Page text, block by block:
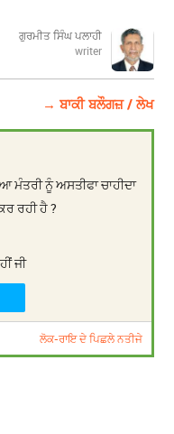
ਗੁਰਮੀਤ ਸਿੰਘ ਪਲਾਹੀ
writer
→ ਬਾਕੀ ਬਲੌਗਜ਼ / ਲੇਖ
ਮੰਤਰੀ ਨੂੰ ਅਸਤੀਫਾ ਚਾਹੀਦਾ
ਰਹੀ ਹੈ ?
ਜੀ
ਲੋਕ-ਰਾਇ ਦੇ ਪਿਛਲੇ ਨਤੀਜੇ